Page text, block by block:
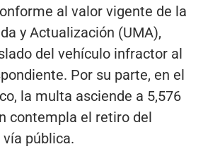
al valor vigente de la
y Actualización (UMA),
del vehículo infractor al
Por su parte, en el
la multa asciende a 5,576
contempla el retiro del
pública.